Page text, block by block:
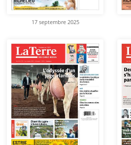
17 septembre 2025